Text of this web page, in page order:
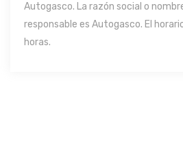
Autogasco. La razón social o
responsable es Autogasco. El
horas.